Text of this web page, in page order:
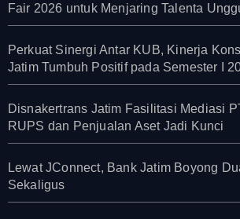
Fair 2026 untuk Menjaring Talenta
Perkuat Sinergi Antar KUB, Kinerja
Jatim Tumbuh Positif pada Semester I
Disnakertrans Jatim Fasilitasi Mediasi
RUPS dan Penjualan Aset Jadi Kunci
Lewat JConnect, Bank Jatim Boyong
Sekaligus